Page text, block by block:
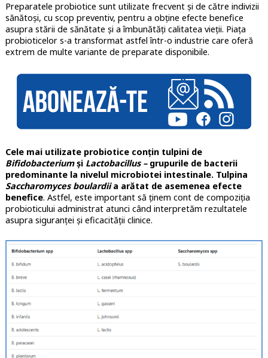
Preparatele probiotice sunt utilizate frecvent și de către indivizii
sănătoși, cu scop preventiv, pentru a obține efecte benefice
asupra stării de sănătate și a îmbunătăți calitatea vieții. Piața
probioticelor s-a transformat astfel într-o industrie care oferă
extrem de multe variante de preparate disponibile.
Cele mai utilizate probiotice conțin tulpini de
Bifidobacteriumși Lactobacillus –grupurile de bacterii
predominante la nivelul microbiotei intestinale. Tulpina
Saccharomyces boulardiia arătat de asemenea efecte
benefice. Astfel, este important să ținem cont de compoziția
probioticului administrat atunci când interpretăm rezultatele
asupra siguranței și eficacității clinice.